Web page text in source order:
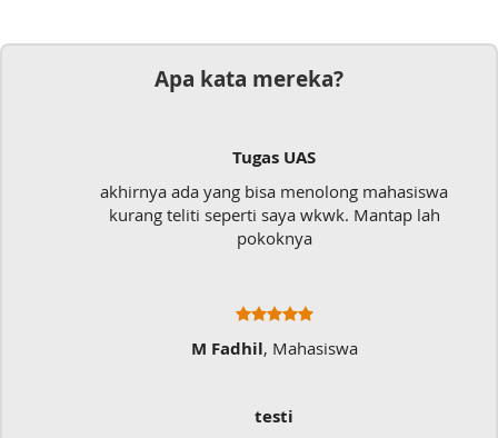
Apa kata mereka?
Tugas UAS
akhirnya ada yang bisa menolong mahasiswa
kurang teliti seperti saya wkwk. Mantap lah
pokoknya
M Fadhil, Mahasiswa
testi